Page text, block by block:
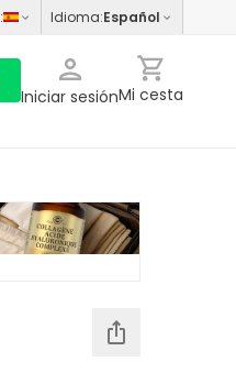
: Idioma:Español
Iniciar sesiónMi cesta